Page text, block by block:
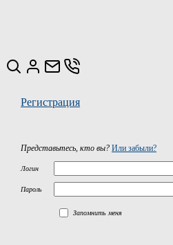
Регистрация
Представьтесь, кто вы? Или забыли?
Логин
Пароль
Запомнить меня